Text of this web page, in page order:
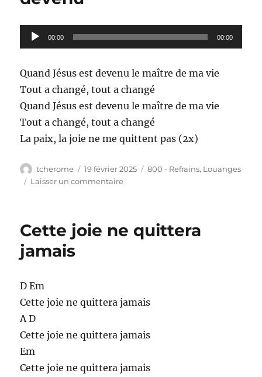
boue
du
péché
Lecteur
audio
00:00 00:00
Quand Jésus est devenu le maître de ma vie
Tout a changé, tout a changé
Quand Jésus est devenu le maître de ma vie
Tout a changé, tout a changé
La paix, la joie ne me quittent pas (2x)
Auteur
tcherome
Publié
le
19 février 2025 Catégories
800 - Refrains, Louanges
Laisser un commentairesur
Jésus
Cette joie ne quittera
jamais
D Em
Cette joie ne quittera jamais
A D
Cette joie ne quittera jamais
Em
Cette joie ne quittera jamais